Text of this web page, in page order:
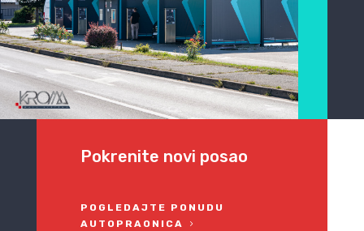
Pokrenite novi posao
POGLEDAJTE PONUDU
AUTOPRAONICA